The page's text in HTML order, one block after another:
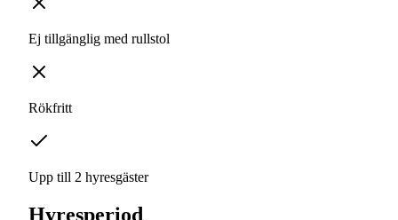
Ej tillgänglig med rullstol
Rökfritt
Upp till 2 hyresgäster
Hyresperiod